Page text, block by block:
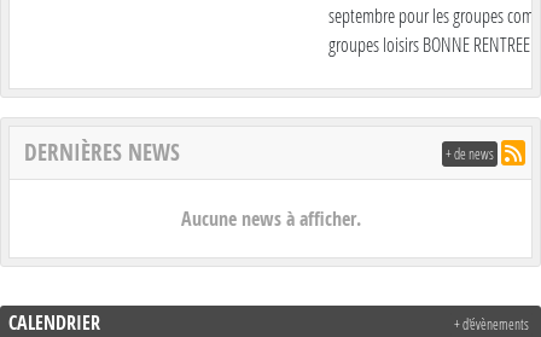
septembre pour les groupes
groupes loisirs BONNE RENTREE
DERNIÈRES NEWS
Aucune news à afficher.
+ de news
CALENDRIER
+ d'évènements